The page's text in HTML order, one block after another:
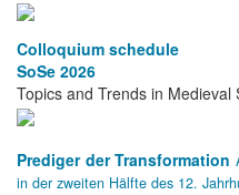
Colloquium schedule
SoSe 2026
Topics and Trends in Medieval
Prediger der Transformation
in der zweiten Hälfte des 12.